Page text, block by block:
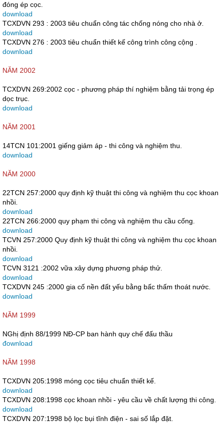
đóng ép cọc.
download
TCXDVN 293 : 2003 tiêu chuẩn công tác chống nóng cho nhà ở.
download
TCXDVN 276 : 2003 tiêu chuẩn thiết kế công trình công cộng .
download
NĂM 2002
TCXDVN 269:2002 cọc - phương pháp thí nghiệm bằng tải trọng ép
dọc trục.
download
NĂM 2001
14TCN 101:2001 giếng giảm áp - thi công và nghiệm thu.
download
NĂM 2000
22TCN 257:2000 quy định kỹ thuật thi công và nghiệm thu cọc khoan
nhồi.
download
22TCN 266:2000 quy phạm thi công và nghiệm thu cầu cống.
download
TCVN 257:2000 Quy định kỹ thuật thi công và nghiệm thu cọc khoan
nhồi.
download
TCVN 3121 :2002 vữa xây dựng phương pháp thử.
download
TCXDVN 245 :2000 gia cố nền đất yếu bằng bấc thấm thoát nước.
download
NĂM 1999
NGhị định 88/1999 NĐ-CP ban hành quy chế đấu thầu
đownload
NĂM 1998
TCXDVN 205:1998 móng cọc tiêu chuẩn thiết kế.
download
TCXDVN 208:1998 cọc khoan nhồi - yêu cầu về chất lượng thi công.
download
TCXDVN 207:1998 bộ lọc bụi tĩnh điện - sai số lắp đặt.